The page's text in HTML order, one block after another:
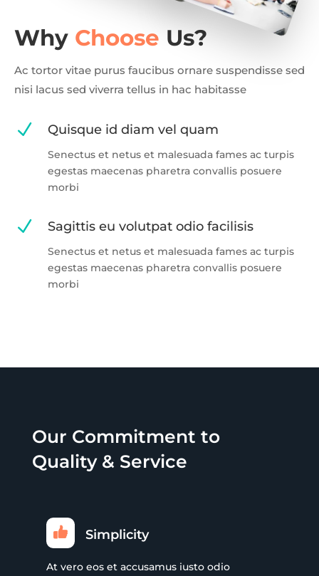
Why Choose Us?
Ac tortor vitae purus faucibus ornare suspendisse sed
nisi lacus sed viverra tellus in hac habitasse
N Quisque id diam vel quam
Senectus et netus et malesuada fames ac turpis
egestas maecenas pharetra convallis posuere
morbi
N Sagittis eu volutpat odio facilisis
Senectus et netus et malesuada fames ac turpis
egestas maecenas pharetra convallis posuere
morbi
Our Commitment to
Quality & Service
Simplicity
At vero eos et accusamus iusto odio